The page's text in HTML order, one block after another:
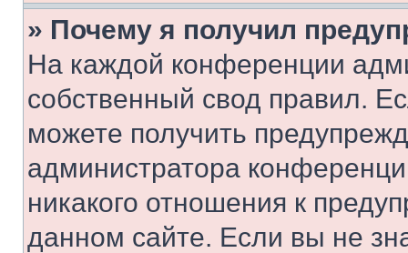
» Почему я получил
На каждой конференции
собственный свод правил.
можете получить
администратора
никакого отношения к
данном сайте. Если вы не